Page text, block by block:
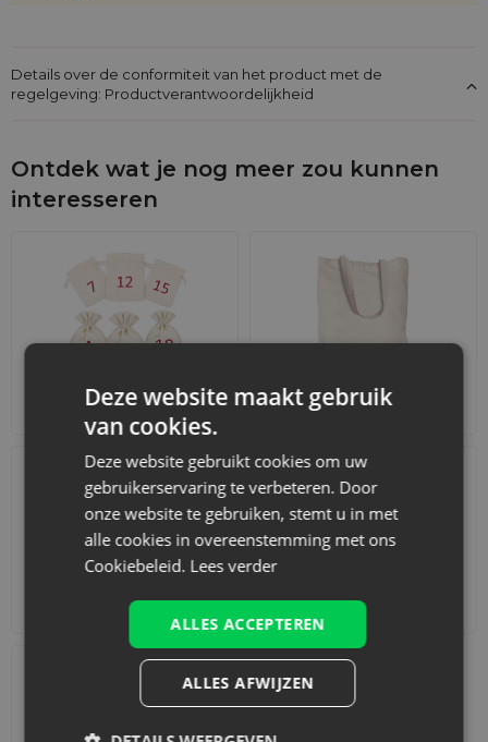
Details over de conformiteit van het product met de
regelgeving: Productverantwoordelijkheid
Ontdek wat je nog meer zou kunnen
interesseren
Adventskalenders Katoenen zakjes
Accessoires en decoraties Sets
Deze website maakt gebruik
van cookies.
Deze website gebruikt cookies om uw
gebruikerservaring te verbeteren. Door
onze website te gebruiken, stemt u in met
alle cookies in overeenstemming met ons
Cookiebeleid. Lees verder
ALLES ACCEPTEREN
ALLES AFWIJZEN